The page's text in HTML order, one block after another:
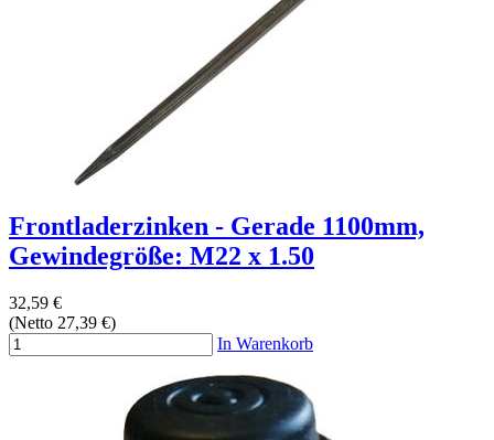
Frontladerzinken - Gerade 1100mm,
Gewindegröße: M22 x 1.50
32,59 €
(Netto 27,39 €)
In Warenkorb